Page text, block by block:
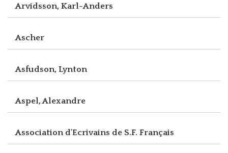
Arvidsson, Karl-Anders
Ascher
Asfudson, Lynton
Aspel, Alexandre
Association d'Ecrivains de S.F. Français